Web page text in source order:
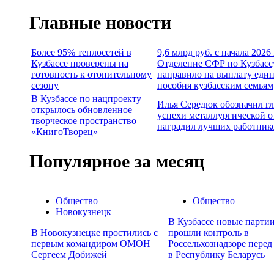
Главные новости
Более 95% теплосетей в
Кузбассе проверены на
готовность к отопительному
сезону
9,6 млрд руб. с начала 2026
Отделение СФР по
направило на выплату
пособия кузбасским семьям
В Кузбассе по нацпроекту
открылось обновленное
творческое пространство
«КнигоТворец»
Илья Середюк обозначил
успехи металлургической
наградил лучших
Популярное за месяц
Общество
Новокузнецк
В Новокузнецке простились с
первым командиром ОМОН
Сергеем Добижей
Общество
В Кузбассе новые
прошли контроль в
Россельхознадзоре
в Республику Беларусь